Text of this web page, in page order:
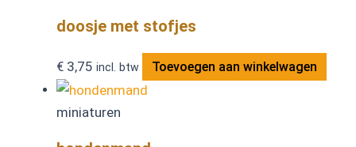
doosje met stofjes
€ 3,75 incl. btw Toevoegen aan winkelwagen
miniaturen